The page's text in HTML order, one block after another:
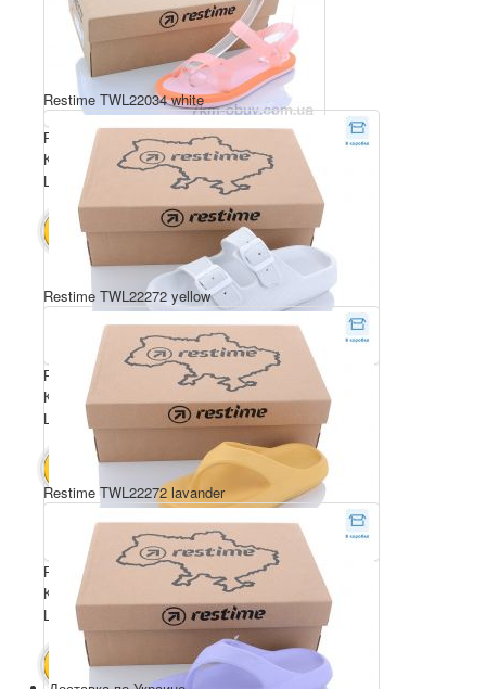
Розмірний ряд: 36-41
Комплектація ящика: 24
Ціна за пару: 3.9 $
В КОШИК 93.6 $
Restime TWL22034 white
Розмірний ряд: 35-39
Комплектація ящика: 24
Ціна за пару: 4.3 $
В КОШИК 102 $
Restime TWL22272 yellow
Розмірний ряд: 35-39
Комплектація ящика: 24
Ціна за пару: 4 $
В КОШИК 94.8 $
Restime TWL22272 lavander